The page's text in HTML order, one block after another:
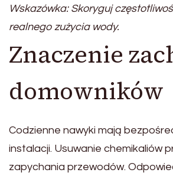
Wskazówka: Skoryguj
realnego zużycia wody.
Znaczenie
domowników
Codzienne nawyki mają
instalacji. Usuwanie chemikaliów
zapychania przewodów.